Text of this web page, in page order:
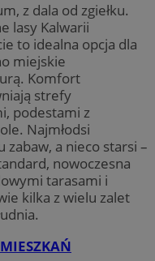
z dala od zgiełku.
lasy Kalwarii
to idealna opcja dla
miejskie
Komfort
strefy
podestami z
Najmłodsi
zabaw, a nieco starsi –
nowoczesna
tarasami i
kilka z wielu zalet